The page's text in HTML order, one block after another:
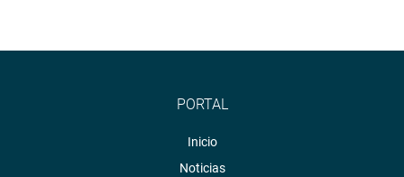
PORTAL
Inicio
Noticias